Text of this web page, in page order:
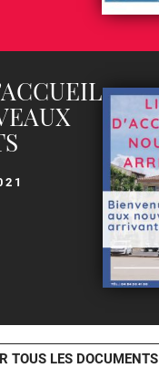
TOUS LES DOCUMENTS